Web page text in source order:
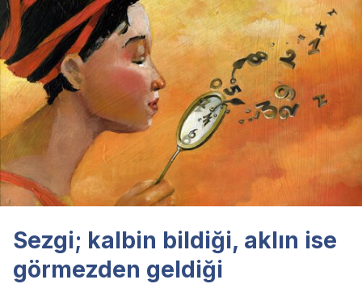
Sezgi; kalbin bildiği, aklın ise
görmezden geldiği